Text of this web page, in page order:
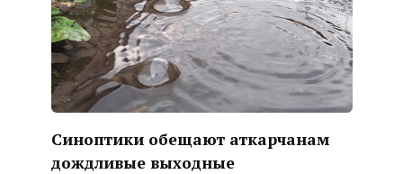
Синоптики обещают аткарчанам
дождливые выходные